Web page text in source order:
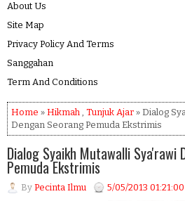
About Us
Site Map
Privacy Policy And Terms
Sanggahan
Term And Conditions
Home » Hikmah , Tunjuk Ajar » Dialog
Dengan Seorang Pemuda Ekstrimis
Dialog Syaikh Mutawalli Sya'rawi
Pemuda Ekstrimis
By Pecinta Ilmu 5/05/2013